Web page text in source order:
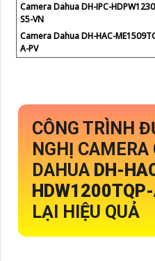
Camera Dahua DH-IPC-
S5-VN
Camera Dahua DH-HAC-
A-PV
CÔNG TRÌNH
NGHỊ
DAHUA DH-
LẠI HIỆU QUẢ